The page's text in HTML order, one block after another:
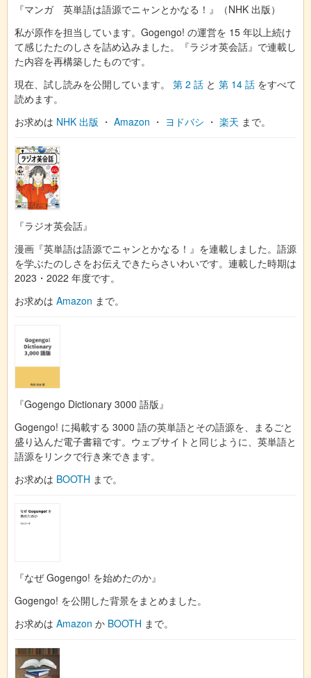
『マンガ 英単語は語源でニャンとかなる！』（NHK 出版）
私が原作を担当しています。Gogengo! の運営を 15 年以上続け
て感じたたのしさを詰め込みました。『ラジオ英会話』で連載し
た内容を再構築したものです。
現在、試し読みを公開しています。 第 2 話 と 第 14 話 をすべて
読めます。
お求めは NHK 出版 ・ Amazon ・ ヨドバシ ・ 楽天 まで。
『ラジオ英会話』
漫画『英単語は語源でニャンとかなる！』を連載しました。語源
を学ぶたのしさをお伝えできたらさいわいです。連載した時期は
2023・2022 年度です。
お求めは Amazon まで。
『Gogengo Dictionary 3000 語版』
Gogengo! に掲載する 3000 語の英単語とその語源を、まるごと
盛り込んだ電子書籍です。ウェブサイトと同じように、英単語と
語源をリンクで行き来できます。
お求めは BOOTH まで。
『なぜ Gogengo! を始めたのか』
Gogengo! を公開した背景をまとめました。
お求めは Amazon か BOOTH まで。